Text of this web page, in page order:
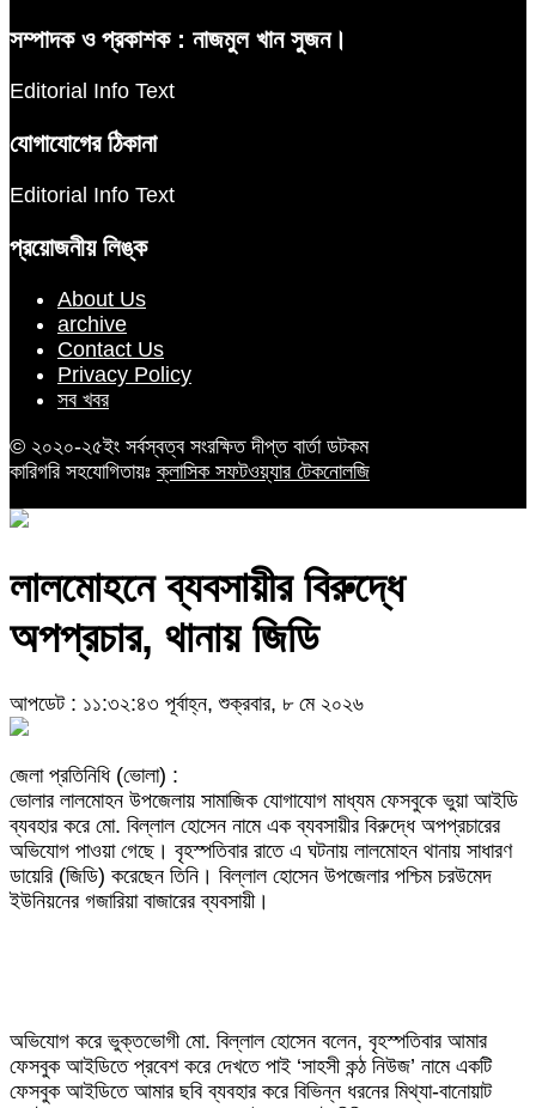
সম্পাদক ও প্রকাশক : নাজমুল খান সুজন।
Editorial Info Text
যোগাযোগের ঠিকানা
Editorial Info Text
প্রয়োজনীয় লিঙ্ক
About Us
archive
Contact Us
Privacy Policy
সব খবর
© ২০২০-২৫ইং সর্বস্বত্ব সংরক্ষিত দীপ্ত বার্তা ডটকম
কারিগরি সহযোগিতায়ঃক্লাসিক সফটওয়্যার টেকনোলজি
লালমোহনে ব্যবসায়ীর বিরুদ্ধে
অপপ্রচার, থানায় জিডি
আপডেট : ১১:৩২:৪৩ পূর্বাহ্ন, শুক্রবার, ৮ মে ২০২৬
জেলা প্রতিনিধি (ভোলা) :
ভোলার লালমোহন উপজেলায় সামাজিক যোগাযোগ মাধ্যম ফেসবুকে ভুয়া আইডি
ব্যবহার করে মো. বিল্লাল হোসেন নামে এক ব্যবসায়ীর বিরুদ্ধে অপপ্রচারের
অভিযোগ পাওয়া গেছে। বৃহস্পতিবার রাতে এ ঘটনায় লালমোহন থানায় সাধারণ
ডায়েরি (জিডি) করেছেন তিনি। বিল্লাল হোসেন উপজেলার পশ্চিম চরউমেদ
ইউনিয়নের গজারিয়া বাজারের ব্যবসায়ী।
অভিযোগ করে ভুক্তভোগী মো. বিল্লাল হোসেন বলেন, বৃহস্পতিবার আমার
ফেসবুক আইডিতে প্রবেশ করে দেখতে পাই ‘সাহসী কন্ঠ নিউজ’ নামে একটি
ফেসবুক আইডিতে আমার ছবি ব্যবহার করে বিভিন্ন ধরনের মিথ্যা-বানোয়াট